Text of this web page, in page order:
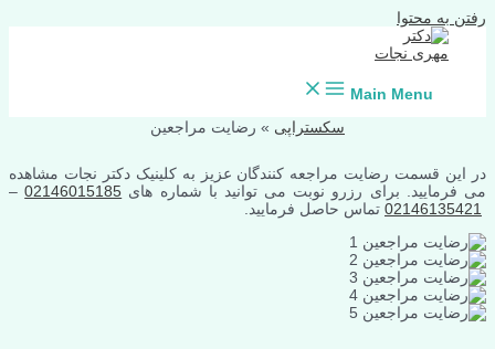
رفتن به محتوا
Main Menu
سکستراپی » رضایت مراجعین
در این قسمت رضایت مراجعه کنندگان عزیز به کلینیک دکتر نجات مشاهده
می فرمایید. برای رزرو نوبت می توانید با شماره های 02146015185
–
02146135421 تماس حاصل فرمایید.